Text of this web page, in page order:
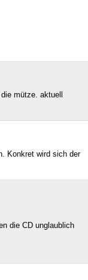
mütze. aktuell
Konkret wird sich der
die CD unglaublich